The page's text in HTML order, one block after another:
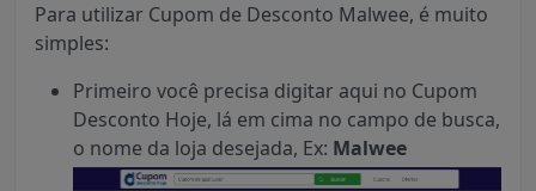
Para utilizar Cupom de Desconto Malwee, é muito
simples:
Primeiro você precisa digitar aqui no Cupom
Desconto Hoje, lá em cima no campo de busca,
o nome da loja desejada, Ex: Malwee